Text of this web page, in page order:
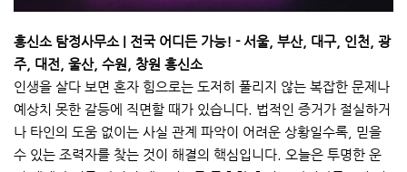
흥신소 탐정사무소 | 전국 어디든 가능! - 서울, 부산, 대구, 인천, 광
주, 대전, 울산, 수원, 창원 흥신소
인생을 살다 보면 혼자 힘으로는 도저히 풀리지 않는 복잡한 문제나
예상치 못한 갈등에 직면할 때가 있습니다. 법적인 증거가 절실하거
나 타인의 도움 없이는 사실 관계 파악이 어려운 상황일수록, 믿을
수 있는 조력자를 찾는 것이 해결의 핵심입니다. 오늘은 투명한 운